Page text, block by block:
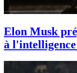
Elon Musk
à